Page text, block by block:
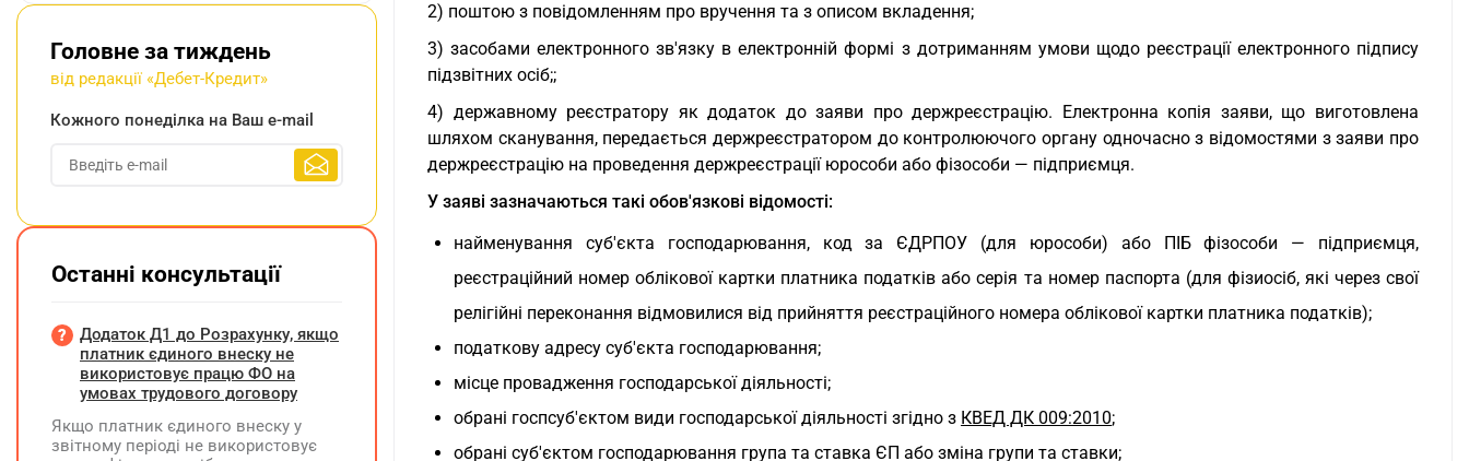
2) поштою з повідомленням про вручення та з описом вкладення;
3) засобами електронного зв'язку в електронній формі з дотриманням умови щодо реєстрації електронного підпису
підзвітних осіб;;
4) державному реєстратору як додаток до заяви про держреєстрацію. Електронна копія заяви, що виготовлена
шляхом сканування, передається держреєстратором до контролюючого органу одночасно з відомостями з заяви про
держреєстрацію на проведення держреєстрації юрособи або фізособи — підприємця.
У заяві зазначаються такі обов'язкові відомості:
найменування суб'єкта господарювання, код за ЄДРПОУ (для юрособи) або ПІБ фізособи — підприємця,
реєстраційний номер облікової картки платника податків або серія та номер паспорта (для фізиосіб, які через свої
релігійні переконання відмовилися від прийняття реєстраційного номера облікової картки платника податків);
податкову адресу суб'єкта господарювання;
місце провадження господарської діяльності;
обрані госпсуб'єктом види господарської діяльності згідно з КВЕД ДК 009:2010;
обрані суб'єктом господарювання група та ставка ЄП або зміна групи та ставки;
Головне за тиждень
від редакції «Дебет-Кредит»
Кожного понеділка на Ваш e-mail
Останні консультації
Додаток Д1 до Розрахунку, якщо
платник єдиного внеску не
використовує працю ФО на
умовах трудового договору
Якщо платник єдиного внеску у
звітному періоді не використовує